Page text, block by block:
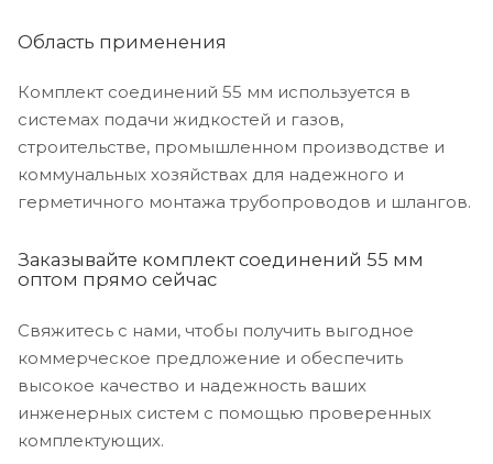
Область применения
Комплект соединений 55 мм используется в
системах подачи жидкостей и газов,
строительстве, промышленном производстве и
коммунальных хозяйствах для надежного и
герметичного монтажа трубопроводов и шлангов.
Заказывайте комплект соединений 55 мм
оптом прямо сейчас
Свяжитесь с нами, чтобы получить выгодное
коммерческое предложение и обеспечить
высокое качество и надежность ваших
инженерных систем с помощью проверенных
комплектующих.